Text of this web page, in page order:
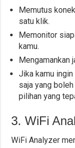
Memutus
satu klik.
Memonitor
kamu.
Mengamankan
Jika kamu
saja yang
pilihan yang
3. WiFi
WiFi Analyzer